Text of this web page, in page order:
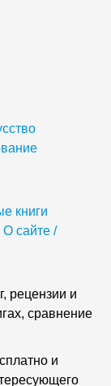
книги
О сайте /
рецензии и
сравнение
и